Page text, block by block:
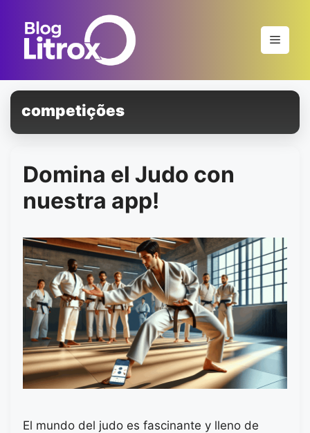
contenido
Menú
competições
Domina el Judo con
nuestra app!
El mundo del judo es fascinante y lleno de